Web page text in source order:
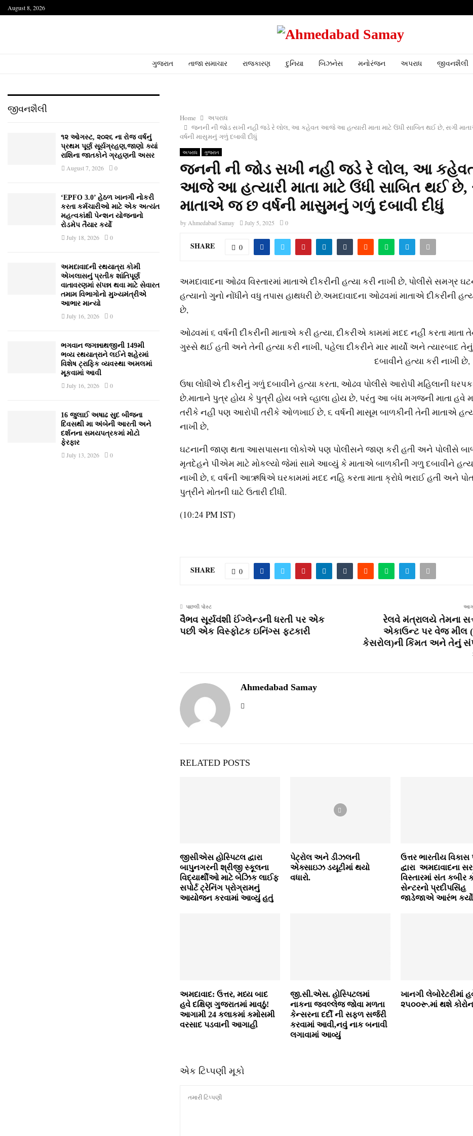
August 8, 2026
ગુજરાત તાજા સમાચાર રાજકારણ દુનિયા બિઝનેસ મનોરંજન અપરાધ જીવનશૈલી
Home
અપરાધ
જનની ની જોડ સખી નહી જડે રે લોલ, આ કહેવત આજે આ હત્યારી માતા માટે ઉંધી સાબિત થઈ છે, સગી
વર્ષની માસુમનું ગળું દબાવી દીધું
અપરાધ ગુજરાત
જનની ની જોડ સખી નહી જડે રે લોલ, આ
આજે આ હત્યારી માતા માટે ઉંધી સાબિત થઈ છે,
માતાએ જ છ વર્ષની માસુમનું ગળું દબાવી દીધું
by Ahmedabad Samay July 5, 2025 0
SHARE 0
અમદાવાદના ઓઢવ વિસ્તારમાં માતાએ દીકરીની હત્યા કરી નાખી છે, પોલીસે સમગ્ર
હત્યાનો ગુનો નોંધીને વધુ તપાસ હાથધરી છે.અમદાવાદના ઓઢવમાં માતાએ દીકરીની
છે,
ઓઢવમાં ૬ વર્ષની દીકરીની માતાએ કરી હત્યા, દીકરીએ કામમાં મદદ નહીં કરતા માતા
ગુસ્સે થઈ હતી અને તેની હત્યા કરી નાખી, પહેલા દીકરીને માર માર્યો અને ત્યારબાદ
દબાવીને હત્યા કરી નાખી છે,
ઉષા લોધીએ દીકરીનું ગળું દબાવીને હત્યા કરતા, ઓઢવ પોલીસે આરોપી મહિલાની
છે.માતાને પુત્ર હોય કે પુત્રી હોય બન્ને વ્હાલા હોય છે, પરંતુ આ બંધ મગજની માતા હવે
તરીકે નહી પણ આરોપી તરીકે ઓળખાઈ છે, ૬ વર્ષની માસૂમ બાળકીની તેની માતાએ
નાખી છે,
ઘટનાની જાણ થતા આસપાસના લોકોએ પણ પોલીસને જાણ કરી હતી અને પોલીસે
મૃતદેહને પીએમ માટે મોકલ્યો જેમાં સામે આવ્યું કે માતાએ બાળકીની ગળુ દબાવીને
નાખી છે, ૬ વર્ષની આઋષિએ ઘરકામમાં મદદ નહિ કરતા માતા ક્રોધે ભરાઈ હતી અને
પુત્રીને મોતની ઘાટે ઉતારી દીધી.
(10:24 PM IST)
SHARE 0
પાછલી પોસ્ટ
વૈભવ સૂર્યવંશી ઈંગ્લેન્ડની ધરતી પર એક
પછી એક વિસ્ફોટક ઇનિંગ્સ ફટકારી
રેલવે મંત્રાલયે તેમના
એકાઉન્ટ પર વેજ મીલ
કેસરોલ)ની કિંમત અને તેનું
Ahmedabad Samay
RELATED POSTS
જીસીએસ હોસ્પિટલ દ્વારા
બાપુનગરની શ્રીજી સ્કૂલના
વિદ્યાર્થીઓ માટે બેઝિક લાઈફ
સપોર્ટ ટ્રેનિંગ પ્રોગ્રામનું
આયોજન કરવામાં આવ્યું હતું
પેટ્રોલ અને ડીઝલની
એક્સાઇઝ ડયૂટીમાં થયો
વધારો.
ઉત્તર ભારતીય વિકાસ
દ્વારા અમદાવાદના
વિસ્તારમાં સંત કબીર
સેન્ટરનો પ્રદીપસિંહ
જાડેજાએ આરંભ કર્યો
અમદાવાદ: ઉત્તર, મધ્ય બાદ
હવે દક્ષિણ ગુજરાતમાં માવઠું!
આગામી 24 કલાકમાં કમોસમી
વરસાદ પડવાની આગાહી
જી.સી.એસ. હોસ્પિટલમાં
નાકના જવલ્લેજ જોવા મળતા
કેન્સરના દર્દી ની સફળ સર્જરી
કરવામાં આવી,નવું નાક બનાવી
લગાવામાં આવ્યું
ખાનગી લેબોરેટરીમાં
૨૫૦૦રૂ.માં થશે
એક ટિપ્પણી મૂકો
જીવનશૈલી
૧૨ ઓગસ્ટ, ૨૦૨૬ ના રોજ વર્ષનું
પ્રથમ પૂર્ણ સૂર્યગ્રહણ,જાણો ક્યાં
રાશિના જાતકોને ગ્રહણની અસર
August 7, 2026 0
‘EPFO 3.0’ હેઠળ ખાનગી નોકરી
કરતા કર્મચારીઓ માટે એક અત્યંત
મહત્વકાંક્ષી પેન્શન યોજનાનો
રોડમેપ તૈયાર કર્યો
July 18, 2026 0
અમદાવાદની રથયાત્રા કોમી
એખલાસનું પ્રતીક શાંતિપૂર્ણ
વાતાવરણમાં સંપન્ન થવા માટે સેવારત
તમામ વિભાગોનો મુખ્યમંત્રીએ
આભાર માન્યો
July 16, 2026 0
ભગવાન જગન્નાથજીની 149મી
ભવ્ય રથયાત્રાને લઈને શહેરમાં
વિશેષ ટ્રાફિક વ્યવસ્થા અમલમાં
મૂકવામાં આવી
July 16, 2026 0
16 જુલાઈ અષાઢ સુદ બીજના
દિવસથી મા અંબેની આરતી અને
દર્શનના સમયપત્રકમાં મોટો
ફેરફાર
July 13, 2026 0